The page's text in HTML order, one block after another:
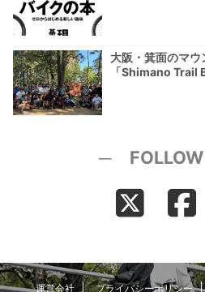
大阪・箕面のマウ
「Shimano Trail
─
運営会社 プライバシーポリシー